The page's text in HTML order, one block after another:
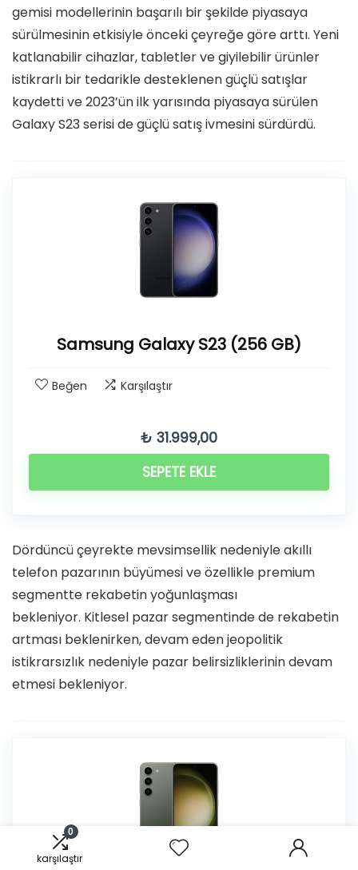
0
karşılaştır
gemisi modellerinin başarılı bir şekilde piyasaya
sürülmesinin etkisiyle önceki çeyreğe göre arttı. Yeni
katlanabilir cihazlar, tabletler ve giyilebilir ürünler
istikrarlı bir tedarikle desteklenen güçlü satışlar
kaydetti ve 2023’ün ilk yarısında piyasaya sürülen
Galaxy S23 serisi de güçlü satış ivmesini sürdürdü.
Samsung Galaxy S23 (256 GB)
Beğen Karşılaştır
₺ 31.999,00
SEPETE EKLE
Dördüncü çeyrekte mevsimsellik nedeniyle akıllı
telefon pazarının büyümesi ve özellikle premium
segmentte rekabetin yoğunlaşması
bekleniyor. Kitlesel pazar segmentinde de rekabetin
artması beklenirken, devam eden jeopolitik
istikrarsızlık nedeniyle pazar belirsizliklerinin devam
etmesi bekleniyor.